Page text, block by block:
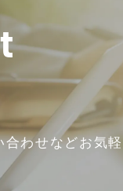
t
合わせなどお気